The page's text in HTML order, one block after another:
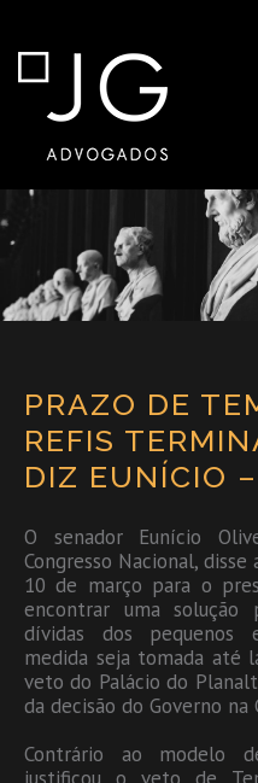
PRAZO DE
REFIS
DIZ EUNÍCIO
O senador Eunício
Congresso Nacional,
10 de março para o
encontrar uma solução
dívidas dos pequenos
medida seja tomada até
veto do Palácio do
da decisão do Governo na
Contrário ao modelo